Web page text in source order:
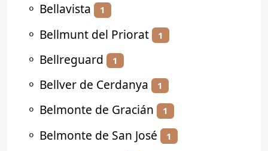
⚬ Bellavista 1
⚬ Bellmunt del Priorat 1
⚬ Bellreguard 1
⚬ Bellver de Cerdanya 1
⚬ Belmonte de Gracián 1
⚬ Belmonte de San José 1